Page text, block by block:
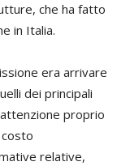
che ha fatto
in Italia.
era arrivare
dei principali
proprio
costo
relative,